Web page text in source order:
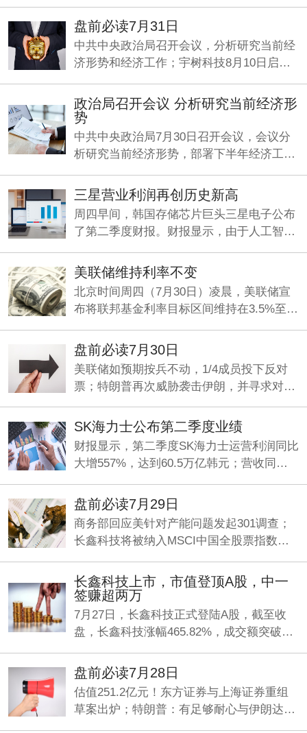
为8月10日，缴款日为8月12日。
盘前必读7月31日
中共中央政治局召开会议，分析研究当前经
济形势和经济工作；宇树科技8月10日启动
代表格里尔举行视频通话。
政治局召开会议 分析研究当前经济形
势
中共中央政治局7月30日召开会议，会议分
析研究当前经济形势，部署下半年经济工
三星营业利润再创历史新高
周四早间，韩国存储芯片巨头三星电子公布
了第二季度财报。财报显示，由于人工智能
长，公司Q2营收、利润双双大增，其中营业
利润同比暴增1814%，再创历史新高。
美联储维持利率不变
北京时间周四（7月30日）凌晨，美联储宣
布将联邦基金利率目标区间维持在3.5%至
美联储连续第五次“按兵不动”。
盘前必读7月30日
美联储如预期按兵不动，1/4成员投下反对
票；特朗普再次威胁袭击伊朗，并寻求对伊
领域数据开发利用的通知》。
SK海力士公布第二季度业绩
财报显示，第二季度SK海力士运营利润同比
大增557%，达到60.5万亿韩元；营收同比
万亿韩元，同比增长1242%。
盘前必读7月29日
商务部回应美针对产能问题发起301调查；
长鑫科技将被纳入MSCI中国全股票指数；
好行业前景。
长鑫科技上市，市值登顶A股，中一
签赚超两万
7月27日，长鑫科技正式登陆A股，截至收
盘，长鑫科技涨幅465.82%，成交额突破
成为目前A股总市值一哥。
盘前必读7月28日
估值251.2亿元！东方证券与上海证券重组
草案出炉；特朗普：有足够耐心与伊朗达成